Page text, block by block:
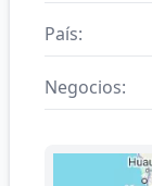
País:
Negocios: